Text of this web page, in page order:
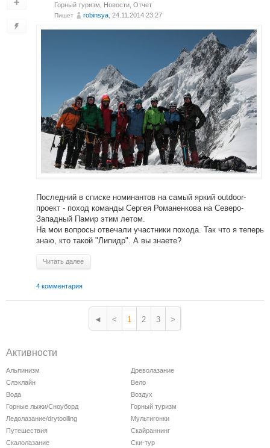
Горный туризм Новости Отчет
Пишет robinsya , 24.11.2014 23:27
Последний в списке номинантов на самый яркий outdoor-
проект - поход команды Сергея Романенкова на Северо-
Западный Памир этим летом.
На мои вопросы отвечали участники похода. Так что я теперь
знаю, кто такой "Липидр". А вы знаете?
Читать далее
4 комментария
◄ < 1 2 3 >
Активности
Альпинизм
Древолазание
Слэклайн
Вело
Вода
Воздух
Горные лыжи/Сноуборд
Горный туризм
Ледолазание/drytoolling
Мультигонки
Путешествия
Скайраннинг
Скалолазание
Ски-тур